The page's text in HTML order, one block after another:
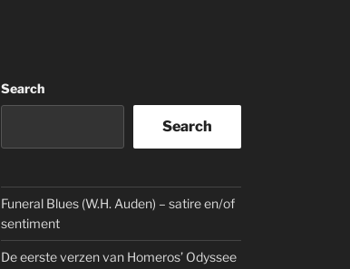
Search
Search
Funeral Blues (W.H. Auden) – satire en/of
sentiment
De eerste verzen van Homeros’ Odyssee